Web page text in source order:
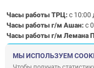
Часы работы ТРЦ:с 10:00
Часы работы г/м Ашан:с
Часы работыг/мЛемана
Правила посещения ТРЦ
МЫ ИСПОЛЬЗУЕМ